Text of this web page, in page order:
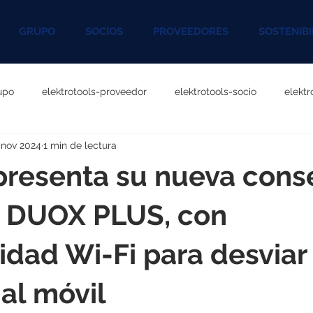
GRUPO SOCIOS PROVEEDORES
elektrotools-proveedor elektrotools-socio
P060000 elektrotools-P027000
P096000 elektrotools-P041000
P046000 elektrotools-P121000 elektrotools-
su nueva
PLUS, con
Wi-Fi para desviar
móvil
2024 1 min de lectura